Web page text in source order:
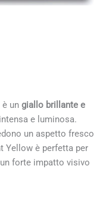
un giallo brillante e
e luminosa.
un aspetto fresco
Yellow è perfetta per
forte impatto visivo